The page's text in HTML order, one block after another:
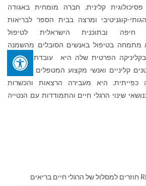
קלינית, חברה מומחית באגודה
קוגניטיבי ומרצה בבית הספר לבריאות
חיפה ובתוכנית הישראלית לטיפול
מתמחה בטיפול באנשים הסובלים מהשמנה
הפרטית שלה היא עובדת בשיתוף
קליניים ואנשי מקצוע המטפלים בסובלים
כפייתית. היא מעבירה הרצאות והכשרות
שינוי הרגלי חיים והתמודדות עם הנטייה
חוזרים למסלול של הרגלי חיים בריאים